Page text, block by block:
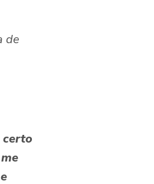
de
certo